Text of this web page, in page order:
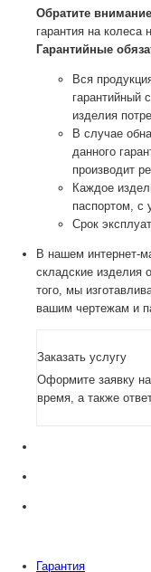
Обратите
гарантия на колеса
Гарантийные
Вся
гарантийный
изделия
В случае
данного
производит
Каждое
паспортом, с
Срок
В нашем интернет-
складские изделия
того, мы
вашим чертежам и
Заказать услугу
Оформите заявку
время, а также
Гарантия